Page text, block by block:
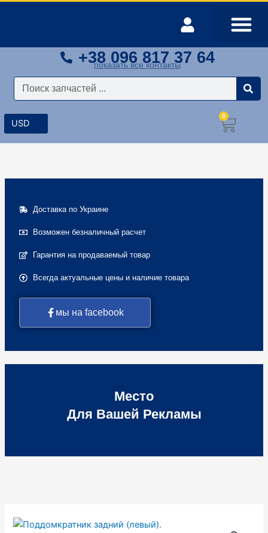
+38 096 817 37 64
показать все контакты
Поиск
0
Доставка по Украине
Возможен безналичный расчет
Гарантия на продаваемый товар
Всегда актуальные цены и наличие товара
мы на facebook
Место
Для Вашей Рекламы
Количество